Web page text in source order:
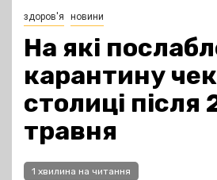
здоров'я новини
На які
карантину
столиці після
травня
1 хвилина на читання